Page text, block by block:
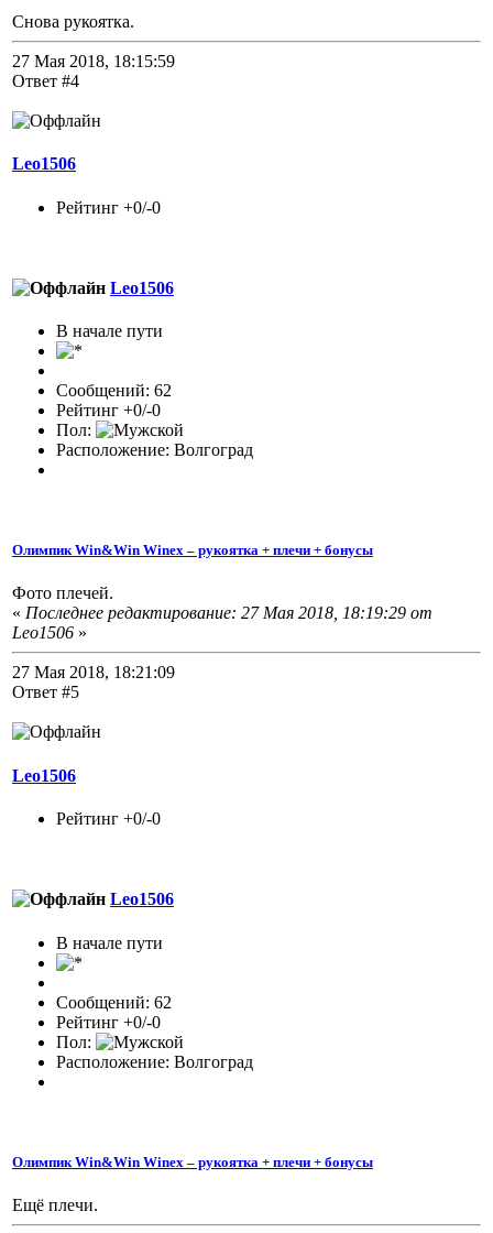
Снова рукоятка.
27 Мая 2018, 18:15:59
Ответ #4
Leo1506
Рейтинг +0/-0
Leo1506
В начале пути
Сообщений: 62
Рейтинг +0/-0
Пол:
Расположение: Волгоград
Олимпик Win&Win Winex – рукоятка + плечи + бонусы
Фото плечей.
« Последнее редактирование: 27 Мая 2018, 18:19:29 от
Leo1506 »
27 Мая 2018, 18:21:09
Ответ #5
Leo1506
Рейтинг +0/-0
Leo1506
В начале пути
Сообщений: 62
Рейтинг +0/-0
Пол:
Расположение: Волгоград
Олимпик Win&Win Winex – рукоятка + плечи + бонусы
Ещё плечи.